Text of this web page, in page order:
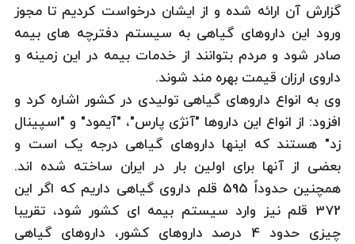
گزارش آن ارائه شده و از ایشان درخواست کردیم تا مجوز
ورود این داروهای گیاهی به سیستم دفترچه های بیمه
صادر شود و مردم بتوانند از خدمات بیمه در این زمینه و
داروی ارزان قیمت بهره مند شوند.
وی به انواع داروهای گیاهی تولیدی در کشور اشاره کرد و
افزود: از انواع این داروها "آنژی پارس"، "آیمود" و "اسپینال
زد" هستند که اینها داروهای گیاهی درجه یک است و
بعضی از آنها برای اولین بار در ایران ساخته شده اند.
همچنین حدوداً 595 قلم داروی گیاهی داریم که اگر این
372 قلم نیز وارد سیستم بیمه ای کشور شود، تقریبا
چیزی حدود 4 درصد داروهای کشور، داروهای گیاهی